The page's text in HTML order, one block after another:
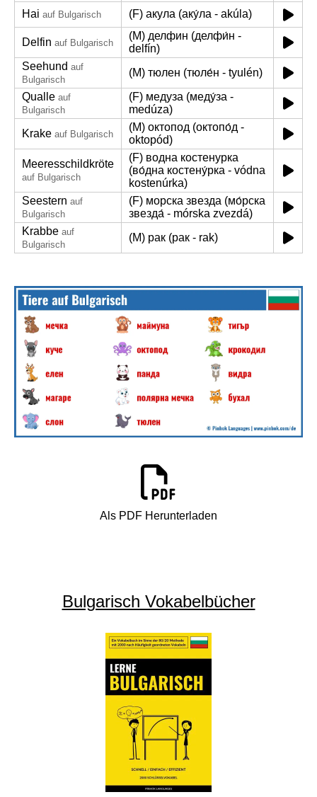
Hai auf Bulgarisch (F) акула (аку́ла - akúla)
Delfin auf Bulgarisch
(M) делфин (делфи́н -
delfín)
Seehund auf
Bulgarisch
(M) тюлен (тюле́н - tyulén)
Qualle auf
Bulgarisch
(F) медуза (меду́за -
medúza)
Krake auf Bulgarisch
(M) октопод (октопо́д -
oktopód)
Meeresschildkröte
auf Bulgarisch
(F) водна костенурка
(во́дна костену́рка - vódna
kostenúrka)
Seestern auf
Bulgarisch
(F) морска звезда (мо́рска
звезда́ - mórska zvezdá)
Krabbe auf
Bulgarisch
(M) рак (рак - rak)
Als PDF Herunterladen
Bulgarisch Vokabelbücher